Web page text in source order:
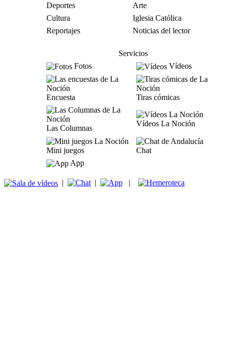
Deportes
Arte
Cultura
Iglesia Católica
Reportajes
Noticias del lector
Servicios
Fotos
Vídeos
Encuesta Tiras cómicas
Las Columnas
Vídeos La Noción
Mini juegos
Chat
App
| | |